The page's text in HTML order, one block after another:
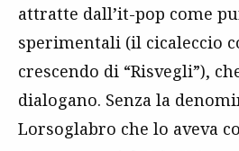
attratte dall’it-pop come
sperimentali (il cicaleccio
crescendo di “Risvegli”),
dialogano. Senza la
Lorsoglabro che lo aveva